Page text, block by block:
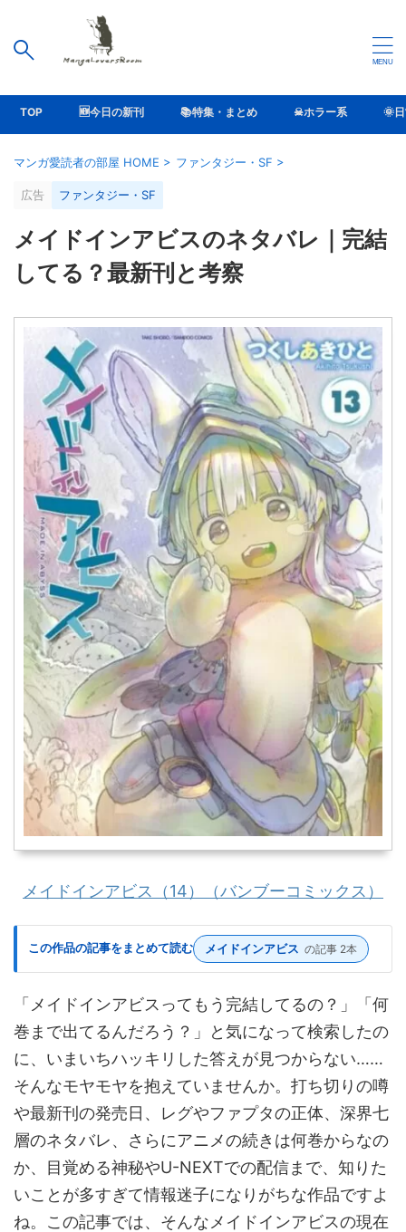
TOP 🆕今日の新刊 📚特集・まとめ ☠ホラー系 🌞
マンガ愛読者の部屋 HOME > ファンタジー・SF >
広告 ファンタジー・SF
メイドインアビスのネタバレ｜完結
してる？最新刊と考察
メイドインアビス（14）（バンブーコミックス）
この作品の記事をまとめて読む メイドインアビス の記事 2本
「メイドインアビスってもう完結してるの？」「何
巻まで出てるんだろう？」と気になって検索したの
に、いまいちハッキリした答えが見つからない……
そんなモヤモヤを抱えていませんか。打ち切りの噂
や最新刊の発売日、レグやファプタの正体、深界七
層のネタバレ、さらにアニメの続きは何巻からなの
か、目覚める神秘やU-NEXTでの配信まで、知りた
いことが多すぎて情報迷子になりがちな作品ですよ
ね。この記事では、そんなメイドインアビスの現在